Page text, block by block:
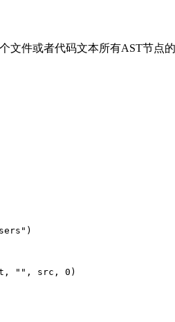
文件或者代码文本所有AST节点
"" , src, 0 )